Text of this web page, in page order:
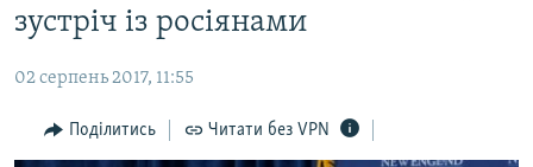
до
основної
навігації
Перейти
до
ВІДЕО ТА ФОТО
БЛОГИ
ПОГЛЯД
зустріч із росіянами
02 серпень 2017, 11:55
Поділитись Читати без VPN